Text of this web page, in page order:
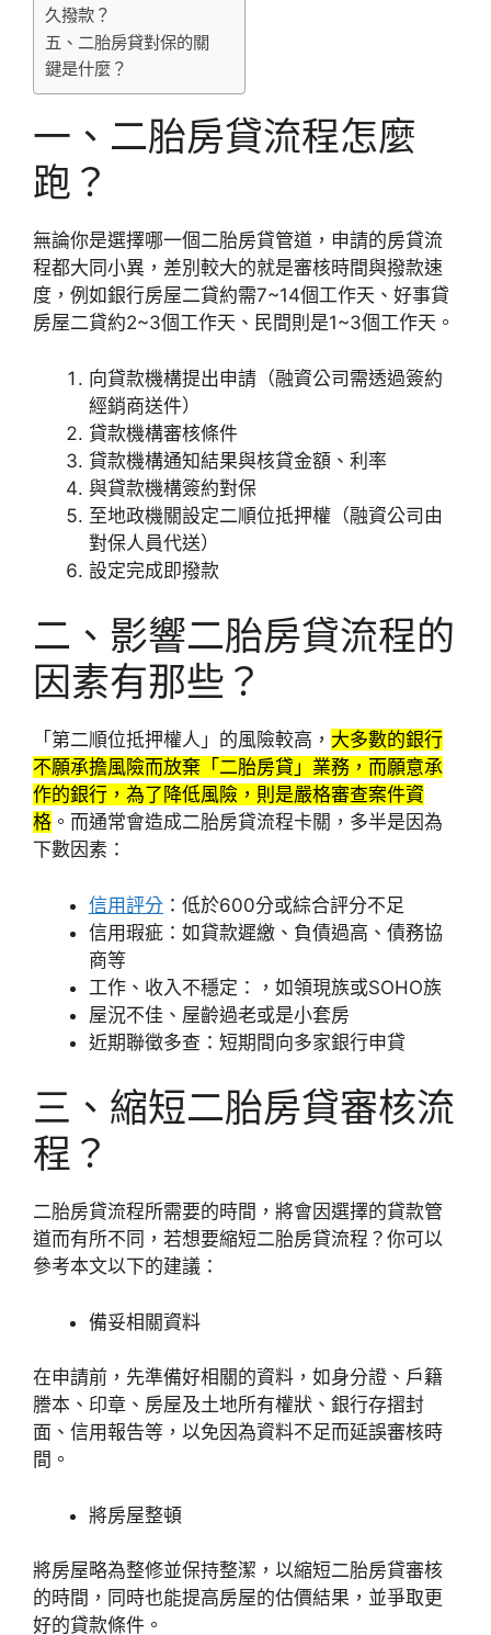
久撥款？
五、二胎房貸對保的關
鍵是什麼？
一、二胎房貸流程怎麼
跑？
無論你是選擇哪一個二胎房貸管道，申請的房貸流
程都大同小異，差別較大的就是審核時間與撥款速
度，例如銀行房屋二貸約需7~14個工作天、好事貸
房屋二貸約2~3個工作天、民間則是1~3個工作天。
向貸款機構提出申請（融資公司需透過簽約
經銷商送件）
貸款機構審核條件
貸款機構通知結果與核貸金額、利率
與貸款機構簽約對保
至地政機關設定二順位抵押權（融資公司由
對保人員代送）
設定完成即撥款
二、影響二胎房貸流程的
因素有那些？
「第二順位抵押權人」的風險較高， 大多數的銀行
不願承擔風險而放棄「二胎房貸」業務，而願意承
作的銀行，為了降低風險，則是嚴格審查案件資
格 。而通常會造成二胎房貸流程卡關，多半是因為
下數因素：
信用評分 ：低於600分或綜合評分不足
信用瑕疵：如貸款遲繳、負債過高、債務協
商等
工作、收入不穩定：，如領現族或SOHO族
屋況不佳、屋齡過老或是小套房
近期聯徵多查：短期間向多家銀行申貸
三、縮短二胎房貸審核流
程？
二胎房貸流程所需要的時間，將會因選擇的貸款管
道而有所不同，若想要縮短二胎房貸流程？你可以
參考本文以下的建議：
備妥相關資料
在申請前，先準備好相關的資料，如身分證、戶籍
謄本、印章、房屋及土地所有權狀、銀行存摺封
面、信用報告等，以免因為資料不足而延誤審核時
間。
將房屋整頓
將房屋略為整修並保持整潔，以縮短二胎房貸審核
的時間，同時也能提高房屋的估價結果，並爭取更
好的貸款條件。